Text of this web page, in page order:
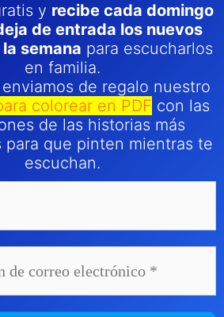
y recibe cada domingo
de entrada los nuevos
semana para escucharlos
en familia.
de regalo nuestro
colorear en PDF con las
de las historias más
para que pinten mientras te
escuchan.